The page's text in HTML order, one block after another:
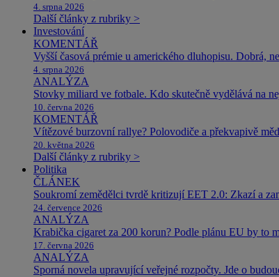
4. srpna 2026
Další články z rubriky >
Investování
KOMENTÁŘ
Vyšší časová prémie u amerického dluhopisu. Dobrá,
4. srpna 2026
ANALÝZA
Stovky miliard ve fotbale. Kdo skutečně vydělává na
10. června 2026
KOMENTÁŘ
Vítězové burzovní rallye? Polovodiče a překvapivě
20. května 2026
Další články z rubriky >
Politika
ČLÁNEK
Soukromí zemědělci tvrdě kritizují EET 2.0: Zkazí a
24. července 2026
ANALÝZA
Krabička cigaret za 200 korun? Podle plánu EU by to
17. června 2026
ANALÝZA
Sporná novela upravující veřejné rozpočty. Jde o